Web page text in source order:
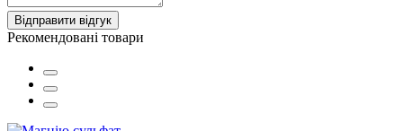
Відправити відгук
Рекомендовані товари